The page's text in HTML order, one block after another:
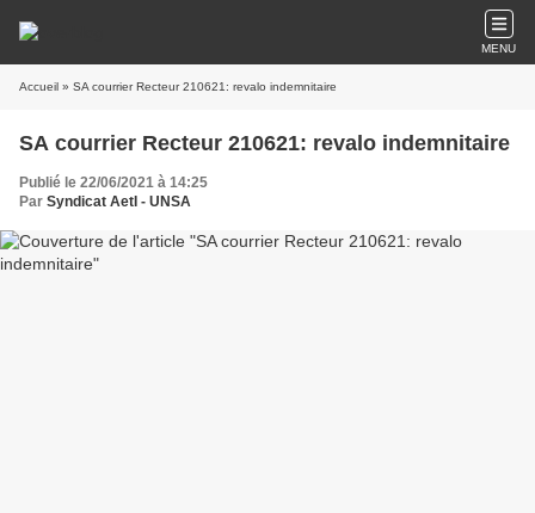
MENU
Accueil » SA courrier Recteur 210621: revalo indemnitaire
SA courrier Recteur 210621: revalo indemnitaire
Publié le 22/06/2021 à 14:25
Par Syndicat AetI - UNSA